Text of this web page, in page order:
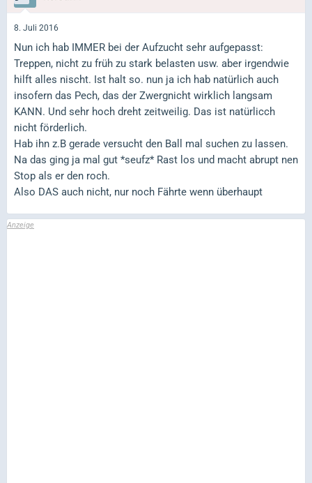
8. Juli 2016
Nun ich hab IMMER bei der Aufzucht sehr aufgepasst:
Treppen, nicht zu früh zu stark belasten usw. aber irgendwie
hilft alles nischt. Ist halt so. nun ja ich hab natürlich auch
insofern das Pech, das der Zwergnicht wirklich langsam
KANN. Und sehr hoch dreht zeitweilig. Das ist natürlicch
nicht förderlich.
Hab ihn z.B gerade versucht den Ball mal suchen zu lassen.
Na das ging ja mal gut *seufz* Rast los und macht abrupt nen
Stop als er den roch.
Also DAS auch nicht, nur noch Fährte wenn überhaupt